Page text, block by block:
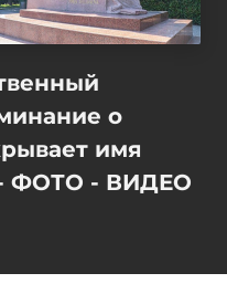
о
имя
ФОТО - ВИДЕО